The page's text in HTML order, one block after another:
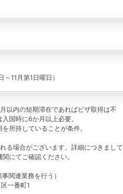
11月第1日曜日）
以内の短期滞在であればビザ取得は不
国時に6か月以上必要。
所持していることが条件。
る場合がございます。詳細につきまして
にてご確認ください。
関連業務を行う）
一番町1